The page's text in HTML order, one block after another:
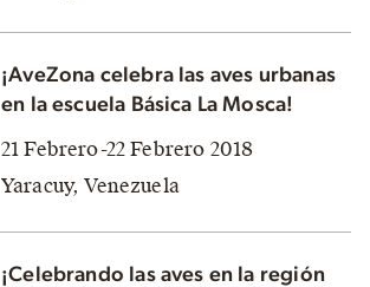
¡AveZona celebra las aves urbanas
en la escuela Básica La Mosca!
21 Febrero-22 Febrero 2018
Yaracuy, Venezuela
¡Celebrando las aves en la región